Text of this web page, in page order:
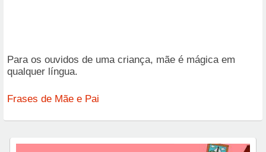
Para os ouvidos de uma criança, mãe é mágica em
qualquer língua.
Frases de Mãe e Pai